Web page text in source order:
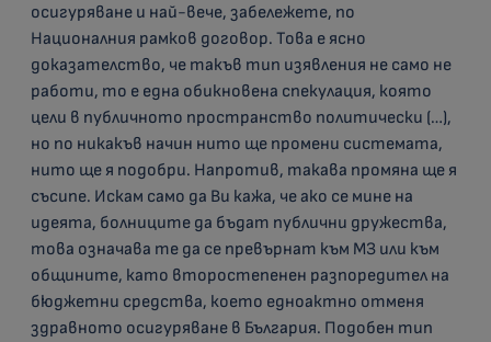
осигуряване и най-вече, забележете, по
Националния рамков договор. Това е ясно
доказателство, че такъв тип изявления не само не
работи, то е една обикновена спекулация, която
цели в публичното пространство политически (…),
но по никакъв начин нито ще промени системата,
нито ще я подобри. Напротив, такава промяна ще я
съсипе. Искам само да Ви кажа, че ако се мине на
идеята, болниците да бъдат публични дружества,
това означава те да се превърнат към МЗ или към
общините, като второстепенен разпоредител на
бюджетни средства, което едноактно отменя
здравното осигуряване в България. Подобен тип